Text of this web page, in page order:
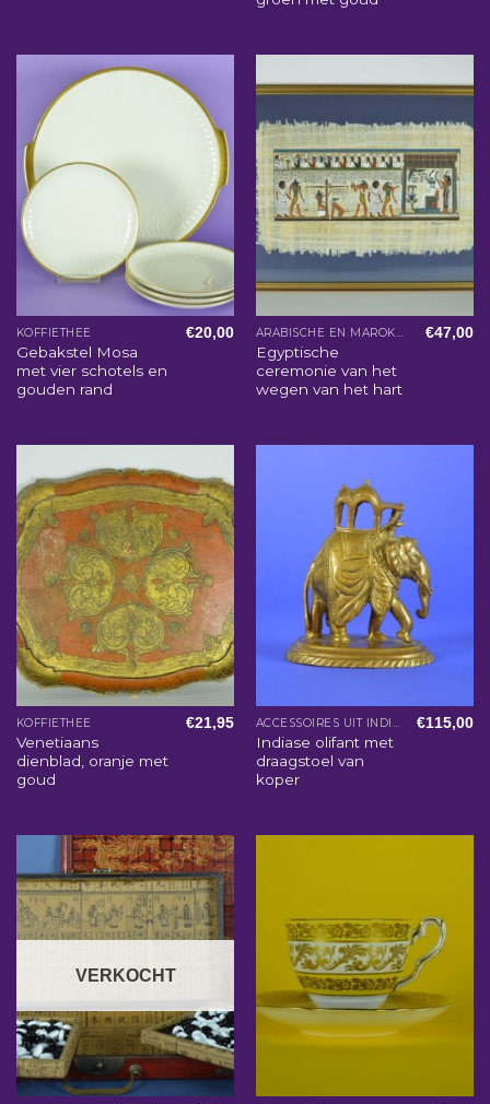
KOFFIETHEE
Gebakstel Mosa
met vier schotels en
gouden rand
€20,00 ARABISCHE EN MAROKKAANSE WOONACCESSOIRES
Egyptische
ceremonie van het
wegen van het hart
€47,00
KOFFIETHEE
Venetiaans
dienblad, oranje met
goud
€21,95 ACCESSOIRES UIT INDIA
Indiase olifant met
draagstoel van
koper
€115,00
VERKOCHT